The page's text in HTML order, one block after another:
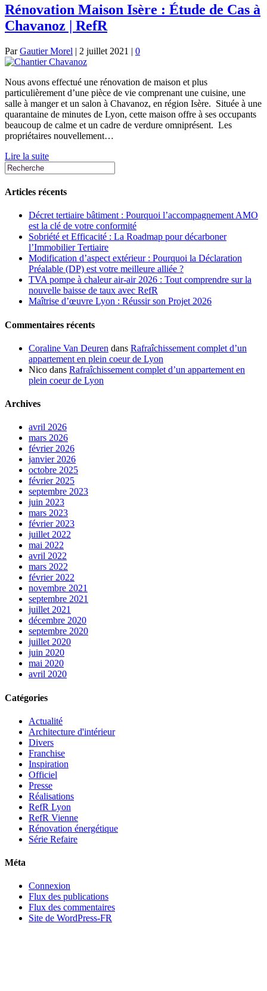
Rénovation Maison Isère : Étude de Cas à
Chavanoz | RefR
ParGautier Morel | 2 juillet 2021 | 0
Nous avons effectué une rénovation de maison et plus
particulièrement d’une pièce de vie comprenant une cuisine, une
salle à manger et un salon à Chavanoz, en région Isère. Située à une
quarantaine de minutes de Lyon, cette maison offre à ses occupants
beaucoup de calme et un cadre de verdure omniprésent. Les
propriétaires nouvellement…
Lire la suite
Articles récents
Décret tertiaire bâtiment : Pourquoi l’accompagnement AMO
est la clé de votre conformité
Sobriété et Efficacité : La Roadmap pour décarboner
l’Immobilier Tertiaire
Modification d’aspect extérieur : Pourquoi la Déclaration
Préalable (DP) est votre meilleure alliée ?
TVA pompe à chaleur air-air 2026 : Tout comprendre sur la
nouvelle baisse de taux avec RefR
Maîtrise d’œuvre Lyon : Réussir son Projet 2026
Commentaires récents
Coraline Van Deuren dans Rafraîchissement complet d’un
appartement en plein coeur de Lyon
Nico dans Rafraîchissement complet d’un appartement en
plein coeur de Lyon
Archives
avril 2026
mars 2026
février 2026
janvier 2026
octobre 2025
février 2025
septembre 2023
juin 2023
mars 2023
février 2023
juillet 2022
mai 2022
avril 2022
mars 2022
février 2022
novembre 2021
septembre 2021
juillet 2021
décembre 2020
septembre 2020
juillet 2020
juin 2020
mai 2020
avril 2020
Catégories
Actualité
Architecture d'intérieur
Divers
Franchise
Inspiration
Officiel
Presse
Réalisations
RefR Lyon
RefR Vienne
Rénovation énergétique
Série Refaire
Méta
Connexion
Flux des publications
Flux des commentaires
Site de WordPress-FR